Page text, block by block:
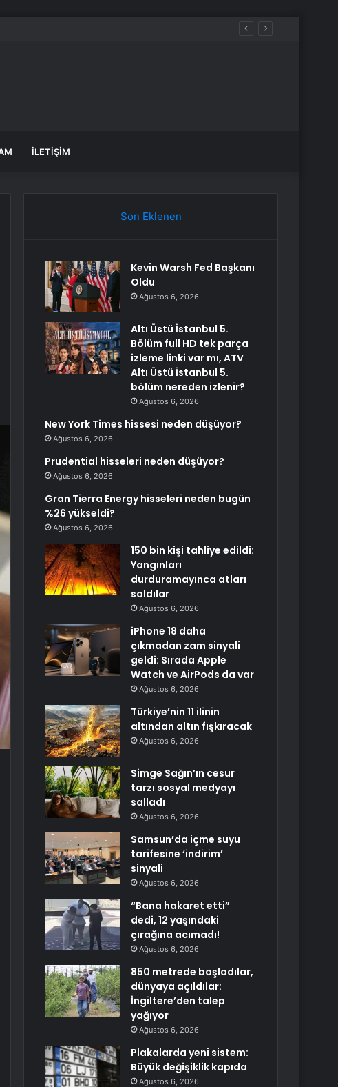
Üstü İstanbul 5. bölüm nereden izlenir?
İLETIŞIM
Son Eklenen
Kevin Warsh Fed Başkanı
Oldu
Ağustos 6, 2026
Altı Üstü İstanbul 5.
Bölüm full HD tek parça
izleme linki var mı, ATV
Altı Üstü İstanbul 5.
bölüm nereden izlenir?
Ağustos 6, 2026
New York Times hissesi neden düşüyor?
Ağustos 6, 2026
Prudential hisseleri neden düşüyor?
Ağustos 6, 2026
Gran Tierra Energy hisseleri neden bugün
%26 yükseldi?
Ağustos 6, 2026
150 bin kişi tahliye edildi:
Yangınları
durduramayınca atları
saldılar
Ağustos 6, 2026
iPhone 18 daha
çıkmadan zam sinyali
geldi: Sırada Apple
Watch ve AirPods da var
Ağustos 6, 2026
Türkiye’nin 11 ilinin
altından altın fışkıracak
Ağustos 6, 2026
Simge Sağın’ın cesur
tarzı sosyal medyayı
salladı
Ağustos 6, 2026
Samsun’da içme suyu
tarifesine ‘indirim’
sinyali
Ağustos 6, 2026
“Bana hakaret etti”
dedi, 12 yaşındaki
çırağına acımadı!
Ağustos 6, 2026
850 metrede başladılar,
dünyaya açıldılar:
İngiltere’den talep
yağıyor
Ağustos 6, 2026
Plakalarda yeni sistem:
Büyük değişiklik kapıda
Ağustos 6, 2026